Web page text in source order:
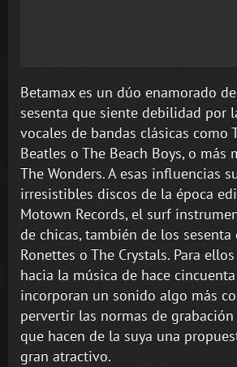
Betamax es un dúo enamorado
sesenta que siente debilidad por
vocales de bandas clásicas como
Beatles o The Beach Boys, o más
The Wonders. A esas influencias
irresistibles discos de la época
Motown Records, el surf
de chicas, también de los sesenta
Ronettes o The Crystals. Para
hacia la música de hace
incorporan un sonido algo más
pervertir las normas de grabación
que hacen de la suya una
gran atractivo.